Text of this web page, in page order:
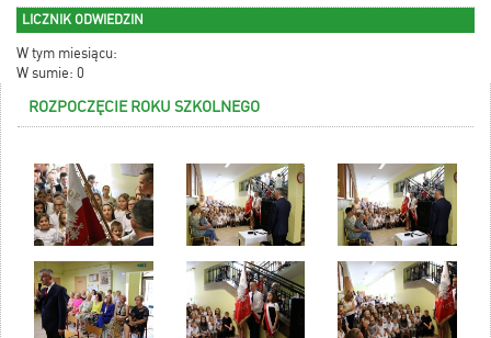
LICZNIK ODWIEDZIN
W tym miesiącu:
W sumie: 0
ROZPOCZĘCIE ROKU SZKOLNEGO